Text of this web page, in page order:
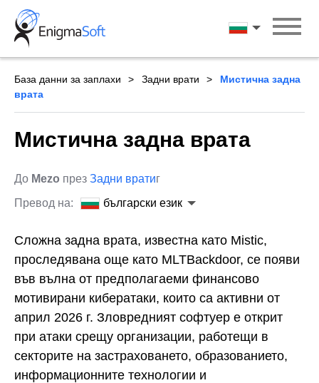
Skip
content
български
База данни за заплахи Задни врати
Мистична задна
врата
Мистична задна врата
До Mezo през Задни вратиг
Превод на:
български език
Сложна задна врата, известна като Mistic,
проследявана още като MLTBackdoor, се появи
във вълна от предполагаеми финансово
мотивирани кибератаки, които са активни от
април 2026 г. Зловредният софтуер е открит
при атаки срещу организации, работещи в
секторите на застраховането, образованието,
информационните технологии и